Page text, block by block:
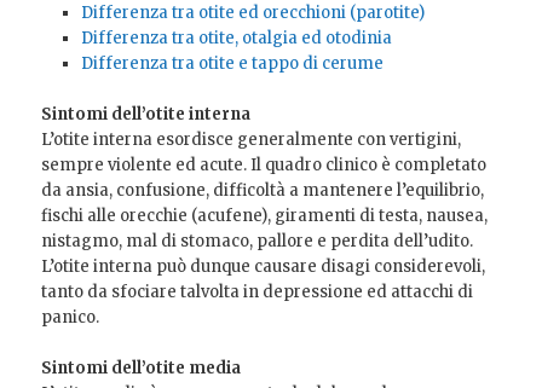
Differenza tra otite ed orecchioni (parotite)
Differenza tra otite, otalgia ed otodinia
Differenza tra otite e tappo di cerume
Sintomi dell’otite interna
L’otite interna esordisce generalmente con vertigini,
sempre violente ed acute. Il quadro clinico è completato
da ansia, confusione, difficoltà a mantenere l’equilibrio,
fischi alle orecchie (acufene), giramenti di testa, nausea,
nistagmo, mal di stomaco, pallore e perdita dell’udito.
L’otite interna può dunque causare disagi considerevoli,
tanto da sfociare talvolta in depressione ed attacchi di
panico.
Sintomi dell’otite media